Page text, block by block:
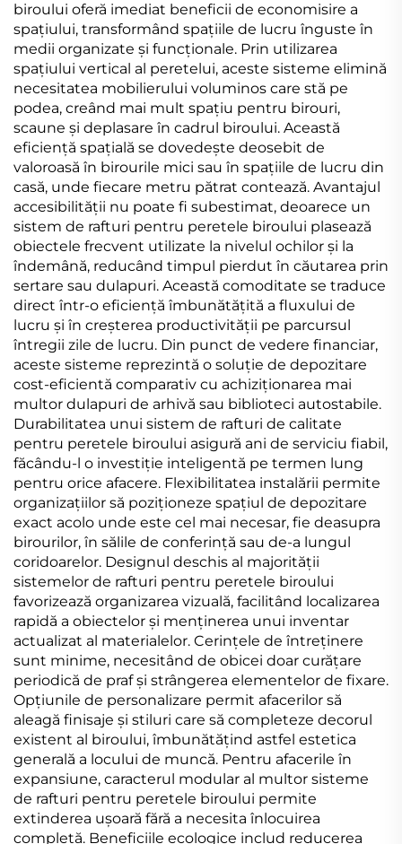
biroului oferă imediat beneficii de economisire a
spațiului, transformând spațiile de lucru înguste în
medii organizate și funcționale. Prin utilizarea
spațiului vertical al peretelui, aceste sisteme elimină
necesitatea mobilierului voluminos care stă pe
podea, creând mai mult spațiu pentru birouri,
scaune și deplasare în cadrul biroului. Această
eficiență spațială se dovedește deosebit de
valoroasă în birourile mici sau în spațiile de lucru din
casă, unde fiecare metru pătrat contează. Avantajul
accesibilității nu poate fi subestimat, deoarece un
sistem de rafturi pentru peretele biroului plasează
obiectele frecvent utilizate la nivelul ochilor și la
îndemână, reducând timpul pierdut în căutarea prin
sertare sau dulapuri. Această comoditate se traduce
direct într-o eficiență îmbunătățită a fluxului de
lucru și în creșterea productivității pe parcursul
întregii zile de lucru. Din punct de vedere financiar,
aceste sisteme reprezintă o soluție de depozitare
cost-eficientă comparativ cu achiziționarea mai
multor dulapuri de arhivă sau biblioteci autostabile.
Durabilitatea unui sistem de rafturi de calitate
pentru peretele biroului asigură ani de serviciu fiabil,
făcându-l o investiție inteligentă pe termen lung
pentru orice afacere. Flexibilitatea instalării permite
organizațiilor să poziționeze spațiul de depozitare
exact acolo unde este cel mai necesar, fie deasupra
birourilor, în sălile de conferință sau de-a lungul
coridoarelor. Designul deschis al majorității
sistemelor de rafturi pentru peretele biroului
favorizează organizarea vizuală, facilitând localizarea
rapidă a obiectelor și menținerea unui inventar
actualizat al materialelor. Cerințele de întreținere
sunt minime, necesitând de obicei doar curățare
periodică de praf și strângerea elementelor de fixare.
Opțiunile de personalizare permit afacerilor să
aleagă finisaje și stiluri care să completeze decorul
existent al biroului, îmbunătățind astfel estetica
generală a locului de muncă. Pentru afacerile în
expansiune, caracterul modular al multor sisteme
de rafturi pentru peretele biroului permite
extinderea ușoară fără a necesita înlocuirea
completă. Beneficiile ecologice includ reducerea